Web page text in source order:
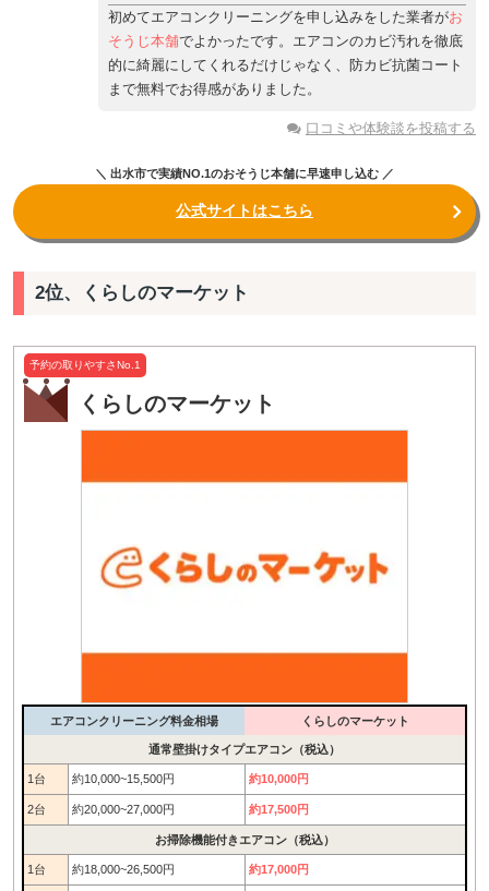
初めてエアコンクリーニングを申し込みをした業者がお
そうじ本舗でよかったです。エアコンのカビ汚れを徹底
的に綺麗にしてくれるだけじゃなく、防カビ抗菌コート
まで無料でお得感がありました。
口コミや体験談を投稿する
＼ 出水市で実績NO.1のおそうじ本舗に早速申し込む ／
公式サイトはこちら
2位、くらしのマーケット
予約の取りやすさNo.1
くらしのマーケット
エアコンクリーニング料金相場 くらしのマーケット
通常壁掛けタイプエアコン（税込）
1台 約10,000~15,500円 約10,000円
2台 約20,000~27,000円 約17,500円
お掃除機能付きエアコン（税込）
1台 約18,000~26,500円 約17,000円